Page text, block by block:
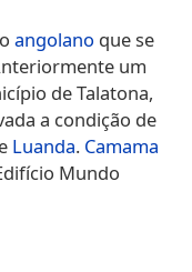
angolano que se
um
de Talatona,
a condição de
Luanda. Camama
Mundo